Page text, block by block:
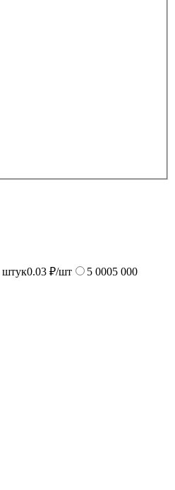
штук0.03 ₽/шт 5 0005 000